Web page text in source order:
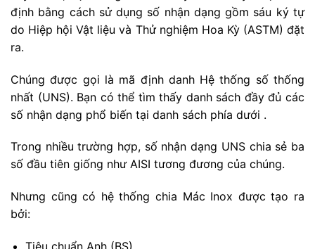
định bằng cách sử dụng số nhận dạng gồm sáu ký tự
do Hiệp hội Vật liệu và Thử nghiệm Hoa Kỳ (ASTM) đặt
ra.
Chúng được gọi là mã định danh Hệ thống số thống
nhất (UNS). Bạn có thể tìm thấy danh sách đầy đủ các
số nhận dạng phổ biến tại danh sách phía dưới .
Trong nhiều trường hợp, số nhận dạng UNS chia sẻ ba
số đầu tiên giống như AISI tương đương của chúng.
Nhưng cũng có hệ thống chia Mác Inox được tạo ra
bởi:
Tiêu chuẩn Anh (BS)